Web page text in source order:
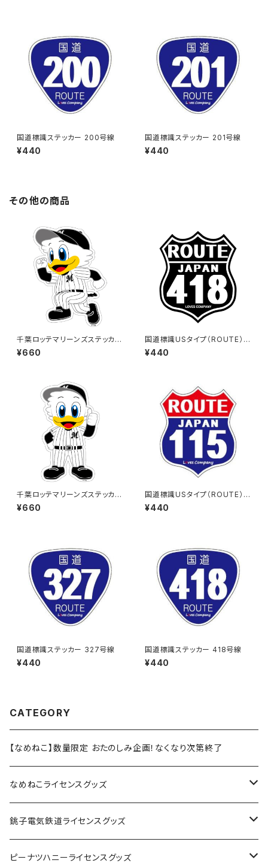
国道標識ステッカー 200号線
¥440
国道標識ステッカー 201号線
¥440
その他の商品
千葉ロッテマリーンズステッカー
14（大）
¥660
国道標識USタイプ（ROUTE）ス
テッカー 418号線（ブラック）
¥440
千葉ロッテマリーンズステッカー
13（大）
¥660
国道標識USタイプ（ROUTE）ス
テッカー 115号線
¥440
国道標識ステッカー 327号線
¥440
国道標識ステッカー 418号線
¥440
CATEGORY
【なめねこ】数量限定 おたのしみ企画！なくなり次第終了
なめねこライセンスグッズ
Tシャツ
キャップ
銚子電気鉄道ライセンスグッズ
ステッカー
ピーナツハニーライセンスグッズ